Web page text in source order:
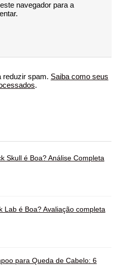
navegador para a
reduzir spam. Saiba como seus
.
Skull é Boa? Análise Completa
Lab é Boa? Avaliação completa
para Queda de Cabelo: 6